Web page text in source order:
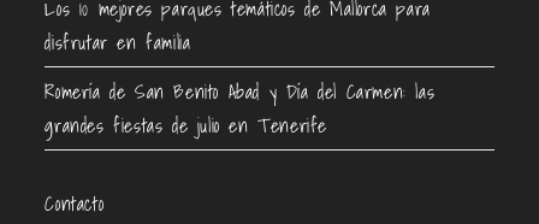
Los 10 mejores parques temáticos de Mallorca para
disfrutar en familia
Romería de San Benito Abad y Día del Carmen: las
grandes fiestas de julio en Tenerife
Contacto